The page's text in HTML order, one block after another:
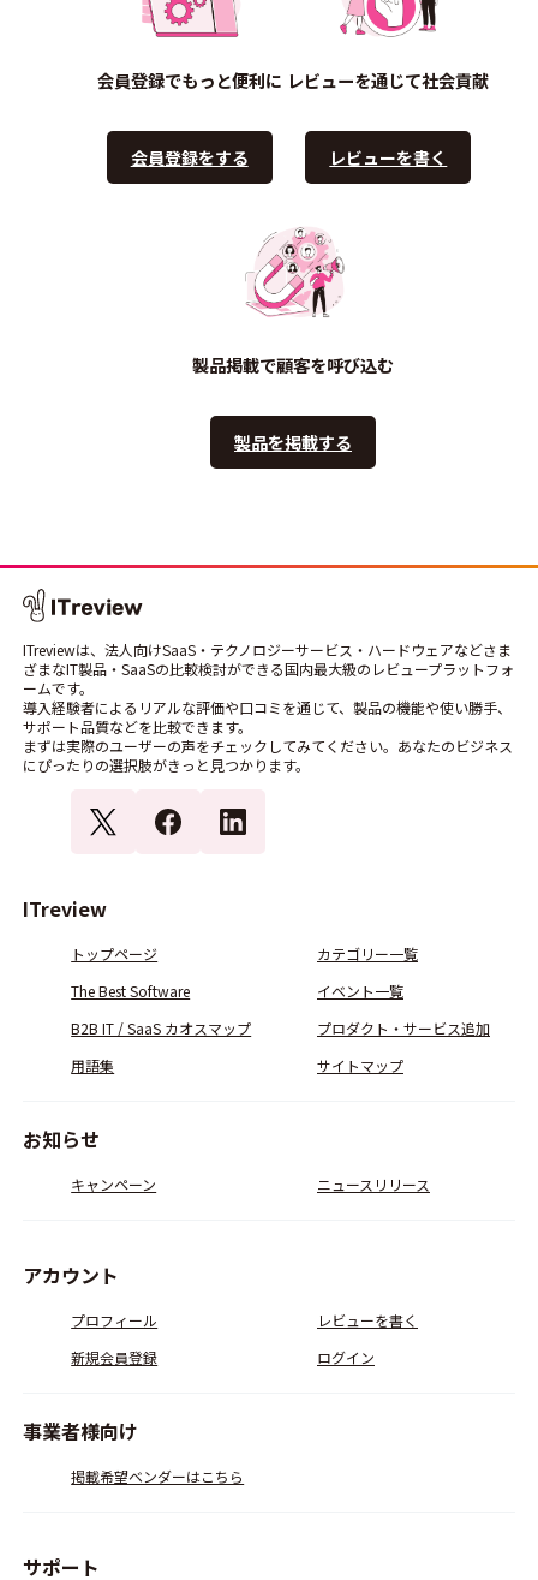
会員登録でもっと便利に
会員登録をする
レビューを通じて社会貢献
レビューを書く
製品掲載で顧客を呼び込む
製品を掲載する
ITreviewは、法人向けSaaS・テクノロジーサービス・ハードウェアなどさま
ざまなIT製品・SaaSの比較検討ができる国内最大級のレビュープラットフォ
ームです。
導入経験者によるリアルな評価や口コミを通じて、製品の機能や使い勝手、
サポート品質などを比較できます。
まずは実際のユーザーの声をチェックしてみてください。あなたのビジネス
にぴったりの選択肢がきっと見つかります。
ITreview
トップページ
カテゴリー一覧
The Best Software
イベント一覧
B2B IT / SaaS カオスマップ
プロダクト・サービス追加
用語集
サイトマップ
お知らせ
キャンペーン ニュースリリース
アカウント
プロフィール
レビューを書く
新規会員登録
ログイン
事業者様向け
掲載希望ベンダーはこちら
サポート